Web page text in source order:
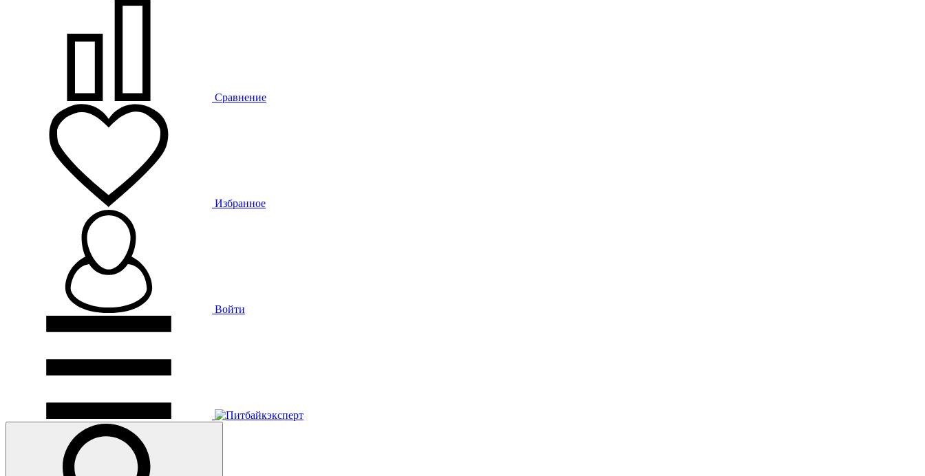
Сравнение
Избранное
Войти